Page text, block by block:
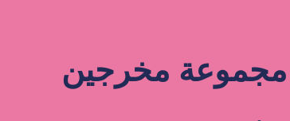
مجموعة مخرجين